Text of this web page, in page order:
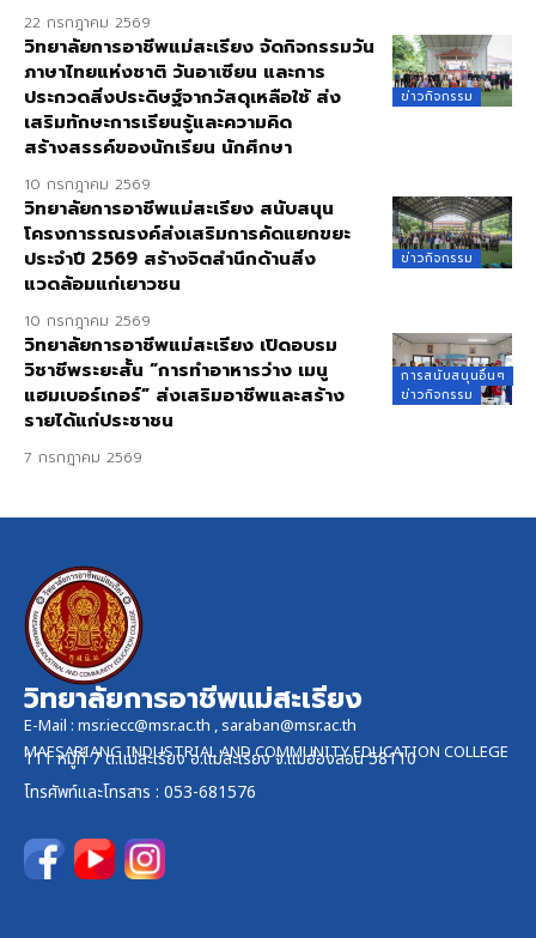
22 กรกฎาคม 2569
ข่าวกิจกรรม
วิทยาลัยการอาชีพแม่สะเรียง จัดกิจกรรมวัน
ภาษาไทยแห่งชาติ วันอาเซียน และการ
ประกวดสิ่งประดิษฐ์จากวัสดุเหลือใช้ ส่ง
เสริมทักษะการเรียนรู้และความคิด
สร้างสรรค์ของนักเรียน นักศึกษา
10 กรกฎาคม 2569
ข่าวกิจกรรม
วิทยาลัยการอาชีพแม่สะเรียง สนับสนุน
โครงการรณรงค์ส่งเสริมการคัดแยกขยะ
ประจำปี 2569 สร้างจิตสำนึกด้านสิ่ง
แวดล้อมแก่เยาวชน
10 กรกฎาคม 2569
การสนับสนุนอื่นๆ
ข่าวกิจกรรม
วิทยาลัยการอาชีพแม่สะเรียง เปิดอบรม
วิชาชีพระยะสั้น “การทำอาหารว่าง เมนู
แฮมเบอร์เกอร์” ส่งเสริมอาชีพและสร้าง
รายได้แก่ประชาชน
7 กรกฎาคม 2569
วิทยาลัยการอาชีพแม่สะเรียง
E-Mail : msr.iecc@msr.ac.th ,saraban@msr.ac.th
MAESARIANG INDUSTRIAL AND COMMUNITY EDUCATION COLLEGE
111 หมู่ที่ 7 ต.แม่สะเรียง อ.แม่สะเรียง จ.แม่ฮ่องสอน 58110
โทรศัพท์และโทรสาร : 053-681576